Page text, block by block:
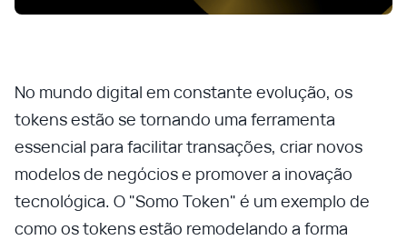
No mundo digital em constante evolução, os
tokens estão se tornando uma ferramenta
essencial para facilitar transações, criar novos
modelos de negócios e promover a inovação
tecnológica. O "Somo Token" é um exemplo de
como os tokens estão remodelando a forma